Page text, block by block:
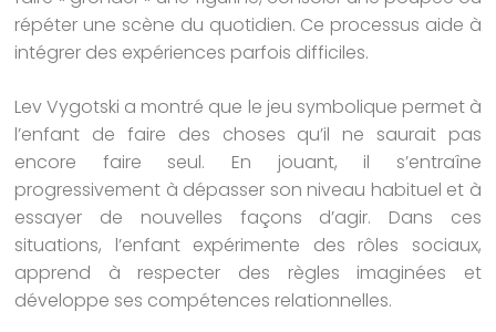
répéter une scène du quotidien. Ce processus aide à
intégrer des expériences parfois difficiles.
Lev Vygotski a montré que le jeu symbolique permet à
l’enfant de faire des choses qu’il ne saurait pas
encore faire seul. En jouant, il s’entraîne
progressivement à dépasser son niveau habituel et à
essayer de nouvelles façons d’agir. Dans ces
situations, l’enfant expérimente des rôles sociaux,
apprend à respecter des règles imaginées et
développe ses compétences relationnelles.